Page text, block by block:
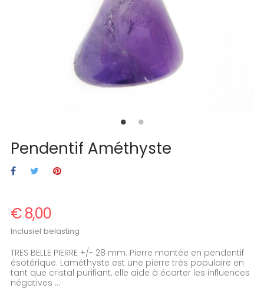
Pendentif Améthyste
€ 8,00
Inclusief belasting
TRES BELLE PIERRE +/- 28 mm. Pierre montée en pendentif
ésotérique. Laméthyste est une pierre très populaire en
tant que cristal purifiant, elle aide à écarter les influences
négatives ...